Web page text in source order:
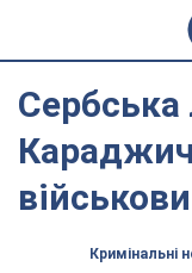
Сербська
Кримінальні